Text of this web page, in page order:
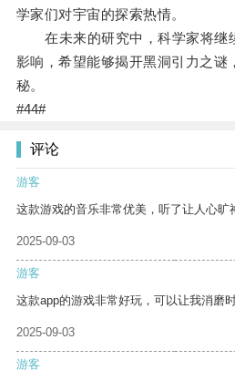
学家们对宇宙的探索热情。
在未来的研究中，科学家将继
影响，希望能够揭开黑洞引力之谜
秘。
#44#
评论
游客
这款游戏的音乐非常优美，听了让人心旷
2025-09-03
游客
这款app的游戏非常好玩，可以让我消磨时
2025-09-03
游客